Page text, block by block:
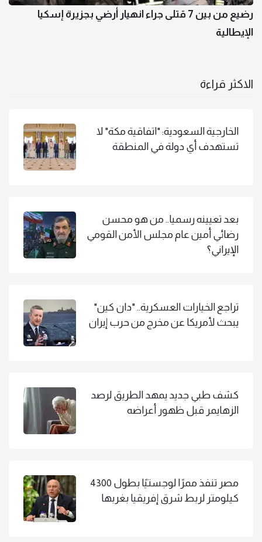
رضيع من بين 7 قتلى جراء انهيار أرضي بجزيرة إسكيا
الإيطالية
الاكثر قراءة
الخارجية السعودية: "اتفاقية مكة" لا
تستهدف أي دولة في المنطقة
بعد تعيينه رسميا.. من هو محسن
رضائي أمين عام مجلس الأمن القومي
الإيراني؟
تراجع الخيارات العسكرية.. "دان كين"
يبحث لأمريكا عن مخرج من حرب إيران
كشف طبي جديد يمهد الطريق لرصد
الزهايمر قبل ظهور أعراضه
مصر تنفذ ممرًا لوجستيًا بطول 4300
كيلومتر لربط شرق إفريقيا بغربها